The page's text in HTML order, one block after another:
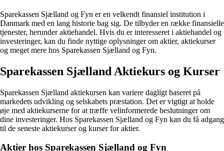
Sparekassen Sjælland og Fyn er en velkendt finansiel institution i
Danmark med en lang historie bag sig. De tilbyder en række finansielle
tjenester, herunder aktiehandel. Hvis du er interesseret i aktiehandel og
investeringer, kan du finde nyttige oplysninger om aktier, aktiekurser
og meget mere hos Sparekassen Sjælland og Fyn.
Sparekassen Sjælland Aktiekurs og Kurser
Sparekassen Sjælland aktiekursen kan variere dagligt baseret på
markedets udvikling og selskabets præstation. Det er vigtigt at holde
øje med aktiekurserne for at træffe velinformerede beslutninger om
dine investeringer. Hos Sparekassen Sjælland og Fyn kan du få adgang
til de seneste aktiekurser og kurser for aktier.
Aktier hos Sparekassen Sjælland og Fyn